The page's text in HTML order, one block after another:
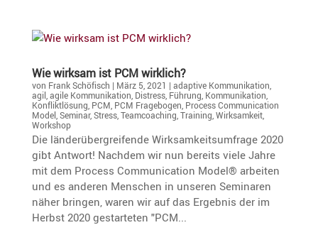
Wie wirksam ist PCM wirklich?
von Frank Schöfisch | März 5, 2021 | adaptive Kommunikation
agil agile Kommunikation Distress, Führung Kommunikation
Konfliktlösung PCM PCM Fragebogen Process Communication
Model Seminar, Stress, Teamcoaching Training Wirksamkeit,
Workshop
Die länderübergreifende Wirksamkeitsumfrage 2020
gibt Antwort! Nachdem wir nun bereits viele Jahre
mit dem Process Communication Model® arbeiten
und es anderen Menschen in unseren Seminaren
näher bringen, waren wir auf das Ergebnis der im
Herbst 2020 gestarteten "PCM...